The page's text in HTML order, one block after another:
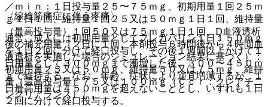
／ｍｉｎ：１日投与量２５〜７５ｍｇ、初期用量１回２５ｍ
ｇ１日１回、維持量１回２５又は５０ｍｇ１日１回、維持量
（最高投与量）１回５０又は７５ｍｇ１日１回、D血液透析
後の補充用量（２日に１回、本剤投与６時間後から４時間血
液透析を実施した場合のシミュレーション結果に基づく）：
初期用量２５又は５０ｍｇ、維持量５０又は７５ｍｇ、維持
量（最高投与量）７５又は１００ｍｇ（Ｃｃｒ：クレアチニ
ンクリアランス）］。
〈線維筋痛症に伴う疼痛〉
通常、成人には初期用量としてプレガバリン１日１５０ｍｇ
を１日２回に分けて経口投与し、その後１週間以上かけて１
日用量として３００ｍｇまで漸増した後、３００〜４５０ｍ
ｇで維持する。なお、年齢、症状により適宜増減するが、１
日最高用量は４５０ｍｇを超えないこととし、いずれも１日
２回に分けて経口投与する。